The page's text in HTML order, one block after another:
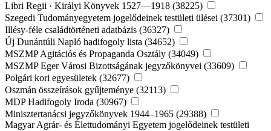
Libri Regii · Királyi Könyvek 1527—1918 (38225)
Szegedi Tudományegyetem jogelődeinek testületi ülései (37301)
Illésy-féle családtörténeti adatbázis (36327)
Új Dunántúli Napló hadifogoly lista (34652)
MSZMP Agitációs és Propaganda Osztály (34049)
MSZMP Eger Városi Bizottságának jegyzőkönyvei (33609)
Polgári kori egyesületek (32677)
Oszmán összeírások gyűjteménye (32113)
MDP Hadifogoly Iroda (30967)
Minisztertanácsi jegyzőkönyvek 1944–1965 (29388)
Magyar Agrár- és Élettudományi Egyetem jogelődeinek testületi